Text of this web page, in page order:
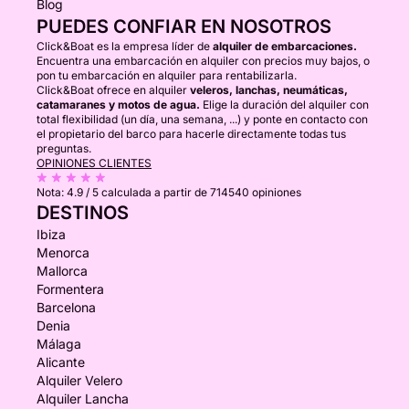
Blog
PUEDES CONFIAR EN NOSOTROS
Click&Boat es la empresa líder de alquiler de embarcaciones.
Encuentra una embarcación en alquiler con precios muy bajos, o
pon tu embarcación en alquiler para rentabilizarla.
Click&Boat ofrece en alquiler veleros, lanchas, neumáticas,
catamaranes y motos de agua. Elige la duración del alquiler con
total flexibilidad (un día, una semana, ...) y ponte en contacto con
el propietario del barco para hacerle directamente todas tus
preguntas.
OPINIONES CLIENTES
Nota: 4.9 / 5 calculada a partir de 714540 opiniones
DESTINOS
Ibiza
Menorca
Mallorca
Formentera
Barcelona
Denia
Málaga
Alicante
Alquiler Velero
Alquiler Lancha